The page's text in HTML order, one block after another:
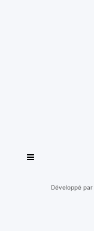
Développé par